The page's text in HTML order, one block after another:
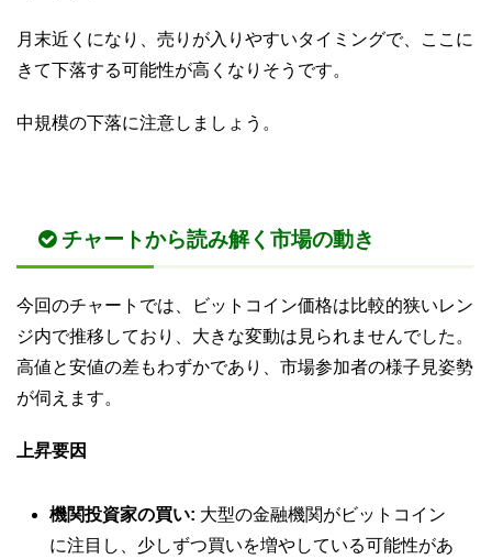
月末近くになり、売りが入りやすいタイミングで、ここに
きて下落する可能性が高くなりそうです。
中規模の下落に注意しましょう。
チャートから読み解く市場の動き
今回のチャートでは、ビットコイン価格は比較的狭いレン
ジ内で推移しており、大きな変動は見られませんでした。
高値と安値の差もわずかであり、市場参加者の様子見姿勢
が伺えます。
上昇要因
機関投資家の買い: 大型の金融機関がビットコイン
に注目し、少しずつ買いを増やしている可能性があ